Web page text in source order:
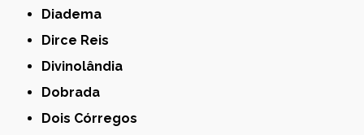
Diadema
Dirce Reis
Divinolândia
Dobrada
Dois Córregos